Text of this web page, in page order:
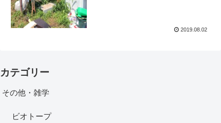
2019.08.02
カテゴリー
その他・雑学
ビオトープ